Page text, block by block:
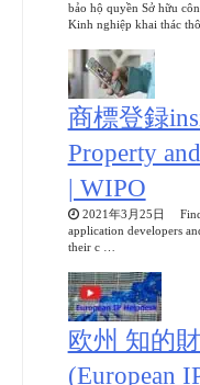
bảo hộ quyền Sở hữu
Kinh nghiệp khai thác
商標登録
Property
| WIPO
2021年3月25日 Find
application developers
their c …
欧州 知的
(European